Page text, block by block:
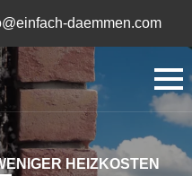
daemmen.com
HEIZKOSTEN